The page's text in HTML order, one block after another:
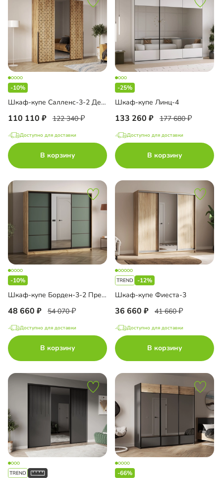
-10%
Шкаф-купе Салленс-3-2 Декор 3
110 110 122 340
Доступно для доставки
В корзину
-25%
Шкаф-купе Линц-4
133 260 177 680
Доступно для доставки
В корзину
-10%
Шкаф-купе Борден-3-2 Премиум
48 660 54 070
Доступно для доставки
В корзину
-12%
Шкаф-купе Фиеста-3
36 660 41 660
Доступно для доставки
В корзину
-66%